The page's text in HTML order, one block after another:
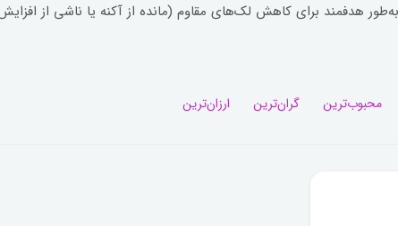
به‌طور هدفمند برای کاهش لک‌های مقاوم (مانده از آکنه یا ناشی از
محبوب‌ترین گران‌ترین ارزان‌ترین